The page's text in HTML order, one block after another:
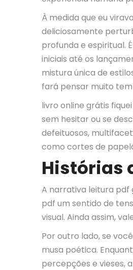
À medida que eu
deliciosamente
profunda e espiritual.
iniciais até os
mistura única de
fará pensar muito
livro online grátis
sem hesitar ou se
defeituosos,
como cortes de
Histórias
A narrativa leitura pdf
pdf um sentido de
visual. Ainda assim,
Por outro lado, se
musa poética.
percepções e vieses,